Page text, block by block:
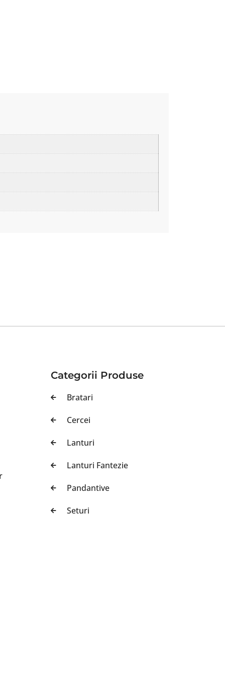
Categorii Produse
Bratari
Cercei
Lanturi
Lanturi Fantezie
Pandantive
Seturi